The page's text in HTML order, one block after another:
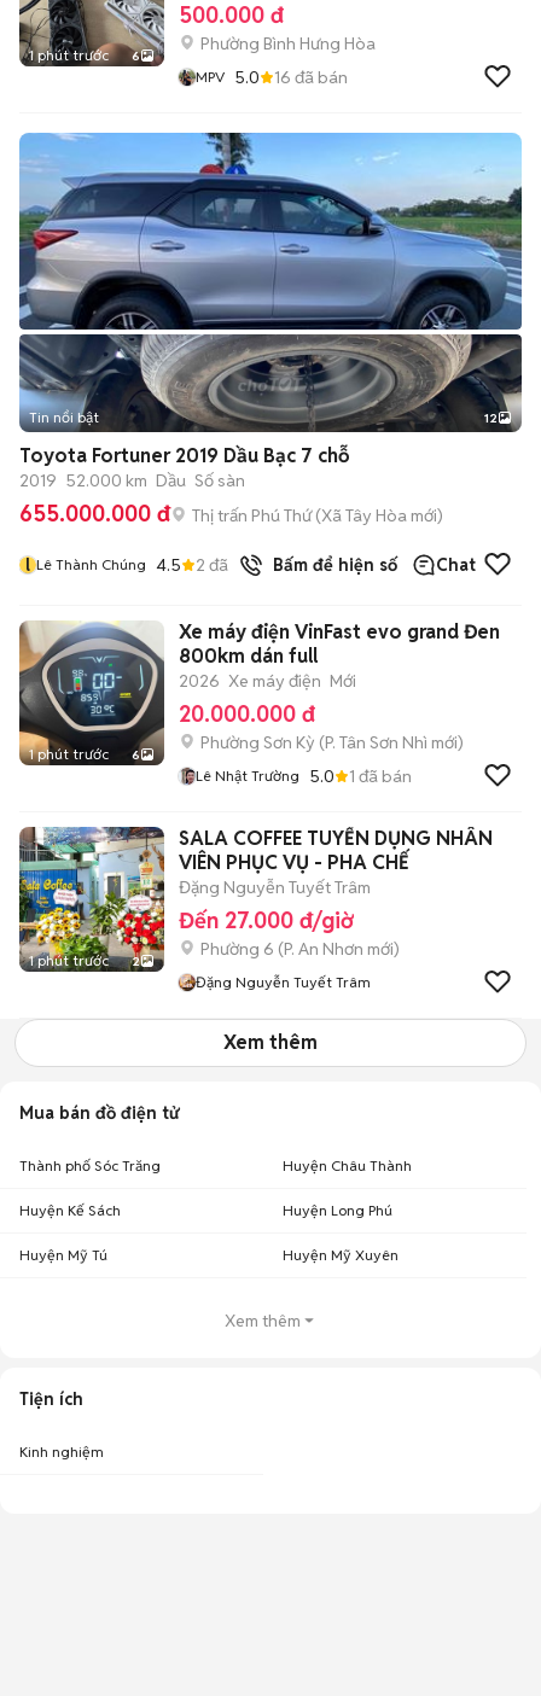
1 phút trước 6
500.000 đ
Phường Bình Hưng Hòa
MPV 5.0 16 đã bán
+2
Tin nổi bật 12
Toyota Fortuner 2019 Dầu Bạc 7 chỗ
2019 52.000 km Dầu Số sàn
655.000.000 đ Thị trấn Phú Thứ(Xã Tây Hòa mới)
l Lê Thành Chúng 4.5 2 đã bán Bấm để hiện số Chat
1 phút trước 6
Xe máy điện VinFast evo grand Đen
800km dán full
2026 Xe máy điện Mới
20.000.000 đ
Phường Sơn Kỳ (P. Tân Sơn Nhì mới)
Lê Nhật Trường 5.0 1 đã bán
1 phút trước 2
SALA COFFEE TUYỂN DỤNG NHÂN
VIÊN PHỤC VỤ - PHA CHẾ
Đặng Nguyễn Tuyết Trâm
Đến 27.000 đ/giờ
Phường 6 (P. An Nhơn mới)
Đặng Nguyễn Tuyết Trâm
Xem thêm
Mua bán đồ điện tử
Thành phố Sóc Trăng Huyện Châu Thành
Huyện Kế Sách Huyện Long Phú
Huyện Mỹ Tú Huyện Mỹ Xuyên
Xem thêm
Tiện ích
Kinh nghiệm